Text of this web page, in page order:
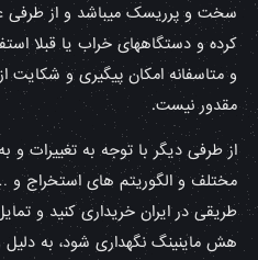
سخت و پرریسک میباشد و از طرفی
کرده و دستگاههای خراب یا قبلا
و متاسفانه امکان پیگیری و شکایت
مقدور نیست.
از طرفی دیگر با توجه به تغییرات و
مختلف و الگوریتم های استخراج و
طریقی در ایران خریداری کنید و
هش ماینینگ نگهداری شود، به دلیل